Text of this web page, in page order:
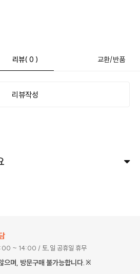
리뷰( 0 ) 교환/반품
리뷰작성
~ 14:00 / 토,일 공휴일 휴무
으며, 방문구매 불가능합니다.※